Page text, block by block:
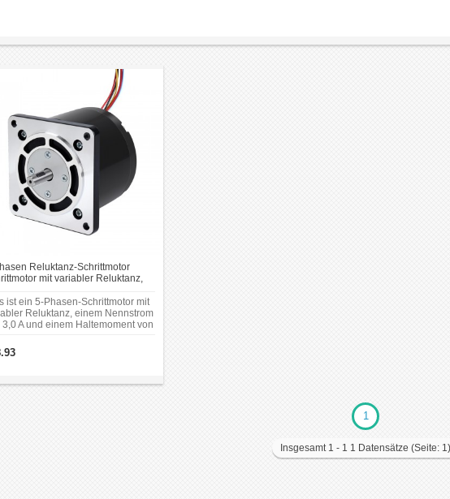
Reluktanz-Schrittmotor
mit variabler Reluktanz,
ist ein 5-Phasen-Schrittmotor mit
Reluktanz, einem Nennstrom
3,0 A und einem Haltemoment von
1
Insgesamt 1 - 1 1 Datensätze (Seite: 1)